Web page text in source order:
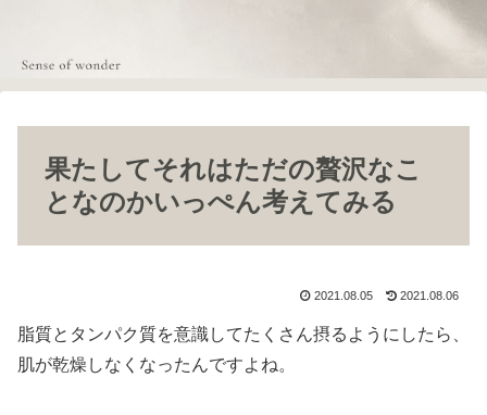
果たしてそれはただの贅沢なこ
となのかいっぺん考えてみる
2021.08.05 2021.08.06
脂質とタンパク質を意識してたくさん摂るようにしたら、
肌が乾燥しなくなったんですよね。